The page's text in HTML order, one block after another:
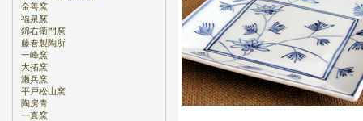
金善窯
福泉窯
錦右衛門窯
藤巻製陶所
一峰窯
大拓窯
瀬兵窯
平戸松山窯
陶房青
一真窯